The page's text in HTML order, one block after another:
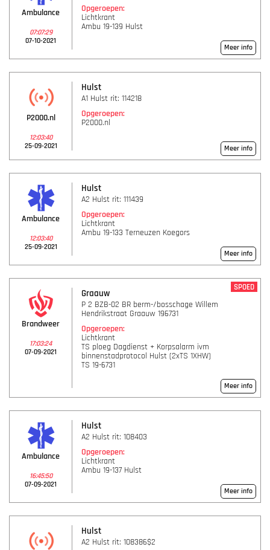
Ambulance
07:07:29
07-10-2021
Opgeroepen:
Lichtkrant
Ambu 19-139 Hulst
Meer info
P2000.nl
12:03:40
25-09-2021
Hulst
A1 Hulst rit: 114218
Opgeroepen:
P2000.nl
Meer info
Ambulance
12:03:40
25-09-2021
Hulst
A2 Hulst rit: 111439
Opgeroepen:
Lichtkrant
Ambu 19-133 Terneuzen Koegors
Meer info
Brandweer
17:03:24
07-09-2021
Graauw
SPOED
P 2 BZB-02 BR berm-/bosschage Willem
Hendrikstraat Graauw 196731
Opgeroepen:
Lichtkrant
TS ploeg Dagdienst + Korpsalarm ivm
binnenstadprotocol Hulst (2xTS 1XHW)
TS 19-6731
Meer info
Ambulance
16:45:50
07-09-2021
Hulst
A2 Hulst rit: 108403
Opgeroepen:
Lichtkrant
Ambu 19-137 Hulst
Meer info
Hulst
A2 Hulst rit: 108386$2